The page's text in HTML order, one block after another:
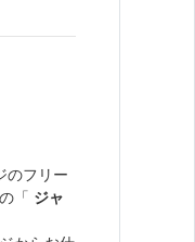
のフリー
「 ジャ